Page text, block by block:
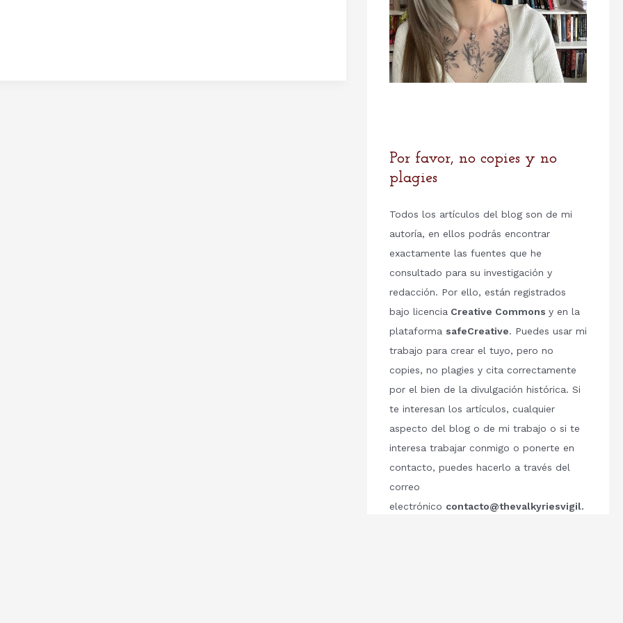
Por favor, no copies y no
plagies
Todos los artículos del blog son de mi
autoría, en ellos podrás encontrar
exactamente las fuentes que he
consultado para su investigación y
redacción. Por ello, están registrados
bajo licencia Creative Commons y en la
plataforma safeCreative. Puedes usar mi
trabajo para crear el tuyo, pero no
copies, no plagies y cita correctamente
por el bien de la divulgación histórica. Si
te interesan los artículos, cualquier
aspecto del blog o de mi trabajo o si te
interesa trabajar conmigo o ponerte en
contacto, puedes hacerlo a través del
correo
electrónico contacto@thevalkyriesvigil.